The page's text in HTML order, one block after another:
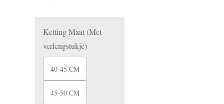
Ketting Maat (Met
verlengstukje)
40-45 CM
45-50 CM